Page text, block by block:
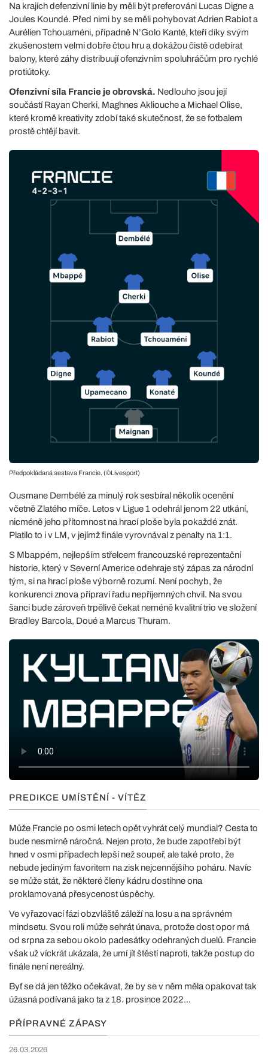
Na krajích defenzivní linie by měli být preferováni Lucas Digne a
Joules Koundé. Před nimi by se měli pohybovat Adrien Rabiot a
Aurélien Tchouaméni, případně N’Golo Kanté, kteří díky svým
zkušenostem velmi dobře čtou hru a dokážou čistě odebírat
balony, které záhy distribuují ofenzivním spoluhráčům pro rychlé
protiútoky.
Ofenzivní síla Francie je obrovská. Nedlouho jsou její
součástí Rayan Cherki, Maghnes Akliouche a Michael Olise,
které kromě kreativity zdobí také skutečnost, že se fotbalem
prostě chtějí bavit.
Předpokládaná sestava Francie. (©Livesport)
Ousmane Dembélé za minulý rok sesbíral několik ocenění
včetně Zlatého míče. Letos v Ligue 1 odehrál jenom 22 utkání,
nicméně jeho přítomnost na hrací ploše byla pokaždé znát.
Platilo to i v LM, v jejímž finále vyrovnával z penalty na 1:1.
S Mbappém, nejlepším střelcem francouzské reprezentační
historie, který v Severní Americe odehraje stý zápas za národní
tým, si na hrací ploše výborně rozumí. Není pochyb, že
konkurenci znova připraví řadu nepříjemných chvil. Na svou
šanci bude zároveň trpělivě čekat neméně kvalitní trio ve složení
Bradley Barcola, Doué a Marcus Thuram.
PREDIKCE UMÍSTĚNÍ - VÍTĚZ
Může Francie po osmi letech opět vyhrát celý mundial? Cesta to
bude nesmírně náročná. Nejen proto, že bude zapotřebí být
hned v osmi případech lepší než soupeř, ale také proto, že
nebude jediným favoritem na zisk nejcennějšího poháru. Navíc
se může stát, že některé členy kádru dostihne ona
proklamovaná přesycenost úspěchy.
Ve vyřazovací fázi obzvláště záleží na losu a na správném
mindsetu. Svou roli může sehrát únava, protože dost opor má
od srpna za sebou okolo padesátky odehraných duelů. Francie
však už víckrát ukázala, že umí jít štěstí naproti, takže postup do
finále není nereálný.
Byť se dá jen těžko očekávat, že by se v něm měla opakovat tak
úžasná podívaná jako ta z 18. prosince 2022...
PŘÍPRAVNÉ ZÁPASY
26.03.2026